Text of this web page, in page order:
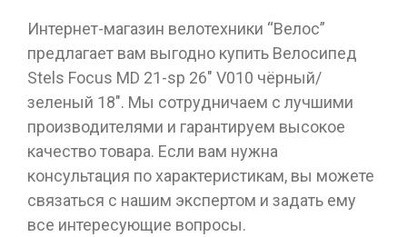
Интернет-магазин велотехники “Велос”
предлагает вам выгодно купить Велосипед
Stels Focus MD 21-sp 26" V010 чёрный/
зеленый 18". Мы сотрудничаем с лучшими
производителями и гарантируем высокое
качество товара. Если вам нужна
консультация по характеристикам, вы можете
связаться с нашим экспертом и задать ему
все интересующие вопросы.